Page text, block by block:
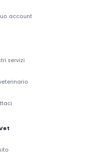
account
servizi